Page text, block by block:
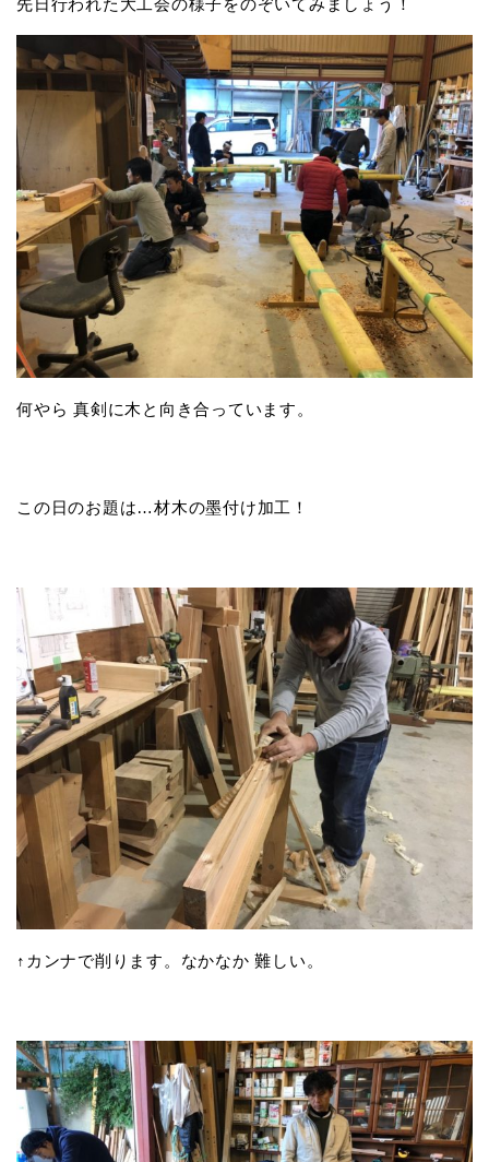
先日行われた大工会の様子をのぞいてみましょう！
何やら 真剣に木と向き合っています。
この日のお題は…材木の墨付け加工！
↑カンナで削ります。なかなか 難しい。